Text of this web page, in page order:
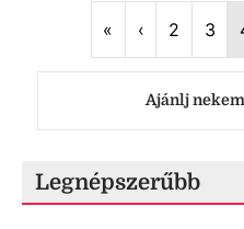
« First‹Previous
2 3
Ajánlj
Legnépszerűbb